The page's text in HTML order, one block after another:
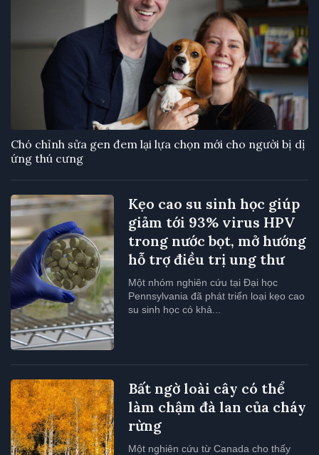
Chó chỉnh sửa gen đem lại lựa chọn mới cho người bị dị
ứng thú cưng
Kẹo cao su sinh học giúp
giảm tới 93% virus HPV
trong nước bọt, mở hướng
hỗ trợ điều trị ung thư
Một nhóm nghiên cứu tại Đại học
Pennsylvania đã phát triển loại kẹo cao
su sinh học có khả...
Bất ngờ loài cây có thể
làm chậm đà lan của cháy
rừng
Một nghiên cứu từ Canada cho thấy